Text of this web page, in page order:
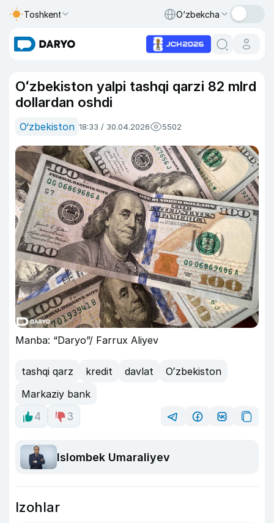
Toshkent O‘zbekcha
Oʻzbekiston yalpi tashqi qarzi 82 mlrd
dollardan oshdi
O‘zbekiston 18:33 / 30.04.2026 5502
Manba: “Daryo”/ Farrux Aliyev
tashqi qarz kredit davlat
Oʻzbekiston
Markaziy bank
4
3
Islombek Umaraliyev
Izohlar